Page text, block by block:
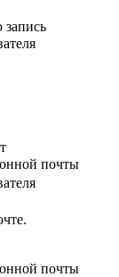
почты
почты